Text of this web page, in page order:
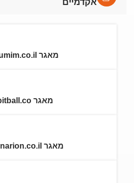
אקדמיים
מאגר Sicumim.co.il
מאגר Spitball.co
מאגר Seminarion.co.il